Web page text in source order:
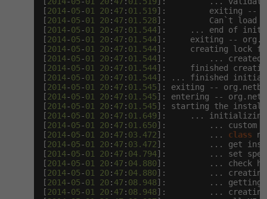
[2014-05-01 20: 47 : 01.519]:         exiting --
[2014-05-01 20: 47 : 01.528]:         Can`t load
[2014-05-01 20: 47 : 01.544]:     ... end of
[2014-05-01 20: 47 : 01.544]:     exiting --
[2014-05-01 20: 47 : 01.544]:     creating lock
[2014-05-01 20: 47 : 01.544]:         ... created
[2014-05-01 20: 47 : 01.544]:     finished
[2014-05-01 20: 47 : 01.544]: ... finished
[2014-05-01 20: 47 : 01.545]: exiting --
[2014-05-01 20: 47 : 01.545]: entering --
[2014-05-01 20: 47 : 01.545]: starting the
[2014-05-01 20: 47 : 01.649]:     ... initializing
[2014-05-01 20: 47 : 01.650]:         ... custom
[2014-05-01 20: 47 : 03.472]:         ... class
[2014-05-01 20: 47 : 03.472]:         ... get
[2014-05-01 20: 47 : 04.794]:         ... set
[2014-05-01 20: 47 : 04.880]:         ... check
[2014-05-01 20: 47 : 04.880]:         ... creating
[2014-05-01 20: 47 : 08.948]:         ... getting
[2014-05-01 20: 47 : 08.948]:         ... creating